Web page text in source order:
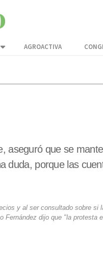
AGROACTIVA
aseguró que se
duda, porque las
y al ser consultado sobre si
Fernández dijo que "la protesta